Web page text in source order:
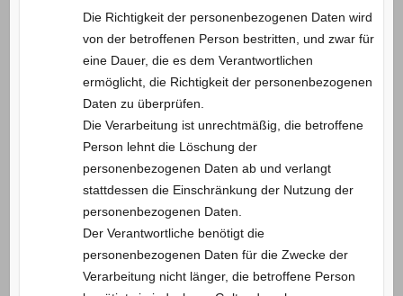
Die Richtigkeit der personenbezogenen Daten wird
von der betroffenen Person bestritten, und zwar für
eine Dauer, die es dem Verantwortlichen
ermöglicht, die Richtigkeit der personenbezogenen
Daten zu überprüfen.
Die Verarbeitung ist unrechtmäßig, die betroffene
Person lehnt die Löschung der
personenbezogenen Daten ab und verlangt
stattdessen die Einschränkung der Nutzung der
personenbezogenen Daten.
Der Verantwortliche benötigt die
personenbezogenen Daten für die Zwecke der
Verarbeitung nicht länger, die betroffene Person